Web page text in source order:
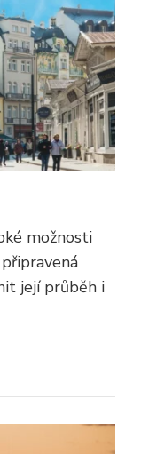
možnosti
její průběh i